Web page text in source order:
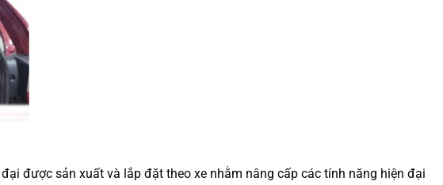
được sản xuất và lắp đặt theo xe nhằm nâng cấp các tính năng hiện đại